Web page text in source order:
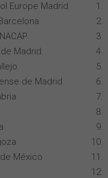
Europe Madrid
Madrid
de Madrid
México